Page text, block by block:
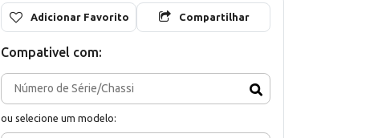
Adicionar Favorito Compartilhar
Compativel com:
ou selecione um modelo: